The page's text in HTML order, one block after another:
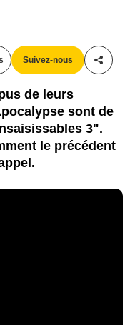
Suivez-nous
de leurs
sont de
3".
le précédent